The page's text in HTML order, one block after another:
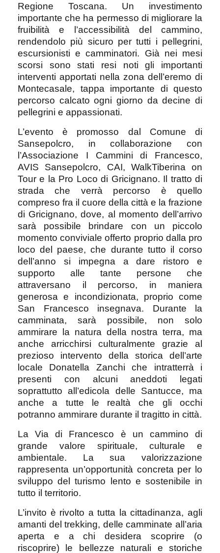
Regione Toscana. Un investimento
importante che ha permesso di migliorare la
fruibilità e l’accessibilità del cammino,
rendendolo più sicuro per tutti i pellegrini,
escursionisti e camminatori. Già nei mesi
scorsi sono stati resi noti gli importanti
interventi apportati nella zona dell’eremo di
Montecasale, tappa importante di questo
percorso calcato ogni giorno da decine di
pellegrini e appassionati.
L’evento è promosso dal Comune di
Sansepolcro, in collaborazione con
l’Associazione I Cammini di Francesco,
AVIS Sansepolcro, CAI, WalkTiberina on
Tour e la Pro Loco di Gricignano. Il tratto di
strada che verrà percorso è quello
compreso fra il cuore della città e la frazione
di Gricignano, dove, al momento dell’arrivo
sarà possibile brindare con un piccolo
momento conviviale offerto proprio dalla pro
loco del paese, che durante tutto il corso
dell’anno si impegna a dare ristoro e
supporto alle tante persone che
attraversano il percorso, in maniera
generosa e incondizionata, proprio come
San Francesco insegnava. Durante la
camminata, sarà possibile, non solo
ammirare la natura della nostra terra, ma
anche arricchirsi culturalmente grazie al
prezioso intervento della storica dell’arte
locale Donatella Zanchi che intratterrà i
presenti con alcuni aneddoti legati
soprattutto all’edicola delle Santucce, ma
anche a tutte le realtà che gli occhi
potranno ammirare durante il tragitto in città.
La Via di Francesco è un cammino di
grande valore spirituale, culturale e
ambientale. La sua valorizzazione
rappresenta un’opportunità concreta per lo
sviluppo del turismo lento e sostenibile in
tutto il territorio.
L’invito è rivolto a tutta la cittadinanza, agli
amanti del trekking, delle camminate all’aria
aperta e a chi desidera scoprire (o
riscoprire) le bellezze naturali e storiche